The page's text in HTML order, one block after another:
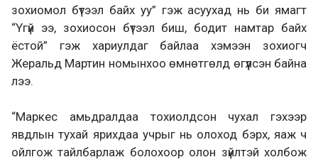
зохиомол бүтээл байх уу” гэж асуухад нь би ямагт
“Үгүй ээ, зохиосон бүтээл биш, бодит намтар байх
ёстой” гэж хариулдаг байлаа хэмээн зохиогч
Жеральд Мартин номынхоо өмнөтгөлд өгүүлсэн байна
лээ.
“Маркес амьдралдаа тохиолдсон чухал гэхээр
явдлын тухай ярихдаа учрыг нь олоход бэрх, яаж ч
ойлгож тайлбарлаж болохоор олон зүйлтэй холбож